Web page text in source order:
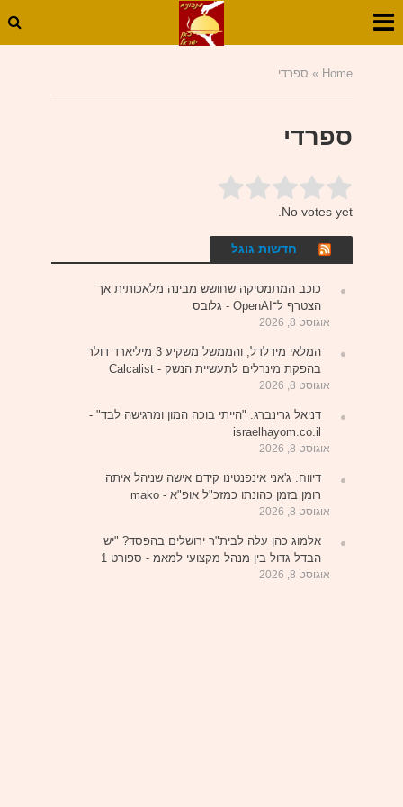
Home
» ספרדי
ספרדי
Rate this item:
Submit Rating
No votes yet.
חדשות גוגל
כוכב המתמטיקה שחושש מבינה מלאכותית אך
הצטרף ל־OpenAI - גלובס
אוגוסט 8, 2026
המלאי מידלדל, והממשל משקיע 3 מיליארד דולר
בהפקת מינרלים לתעשיית הנשק - Calcalist
אוגוסט 8, 2026
דניאל גרינברג: "הייתי בוכה המון ומרגישה לבד" -
israelhayom.co.il
אוגוסט 8, 2026
דיווח: ג'אני אינפנטינו קידם אישה שניהל איתה
רומן בזמן כהונתו כמזכ"ל אופ"א - mako
אוגוסט 8, 2026
אלמוג כהן עלה לבית"ר ירושלים בהפסד? "יש
הבדל גדול בין מנהל מקצועי למאמ - ספורט 1
אוגוסט 8, 2026